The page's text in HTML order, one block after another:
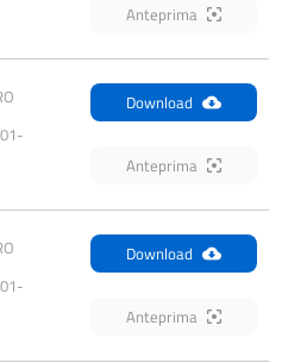
Anteprima
Download
Anteprima
Download
Anteprima